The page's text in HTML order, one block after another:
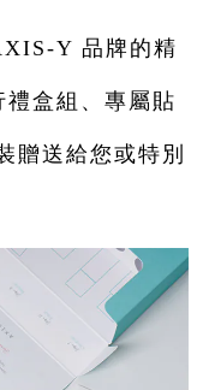
Y 品牌的精
盒組、專屬貼
贈送給您或特別